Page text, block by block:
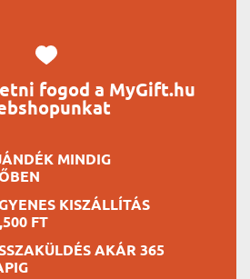
fogod a MyGift.hu
MINDIG
KISZÁLLÍTÁS
FT
AKÁR 365